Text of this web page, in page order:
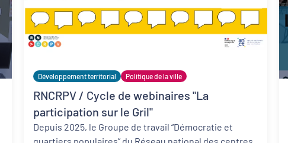
Développement territorial Politique de la ville
RNCRPV / Cycle de webinaires "La
participation sur le Gril"
Depuis 2025, le Groupe de travail “Démocratie et